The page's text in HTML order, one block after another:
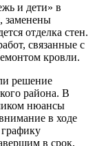
и дети» в
заменены
отделка стен.
связанные с
кровли.
решение
района. В
нюансы
в ходе
в срок,